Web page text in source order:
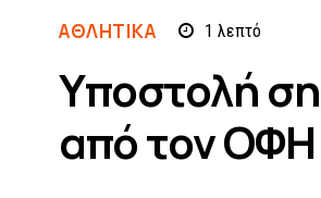
ΑΘΛΗΤΙΚΆ 1 λεπτό
Υποστολή
από τον